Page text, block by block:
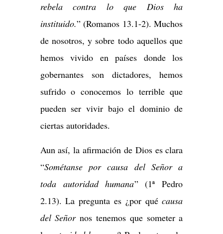
rebela contra lo que Dios ha
instituido.” (Romanos 13.1-2). Muchos
de nosotros, y sobre todo aquellos que
hemos vivido en países donde los
gobernantes son dictadores, hemos
sufrido o conocemos lo terrible que
pueden ser vivir bajo el dominio de
ciertas autoridades.
Aun así, la afirmación de Dios es clara
“Sométanse por causa del Señor a
toda autoridad humana” (1ª Pedro
2.13). La pregunta es ¿por quécausa
del Señornos tenemos que someter a